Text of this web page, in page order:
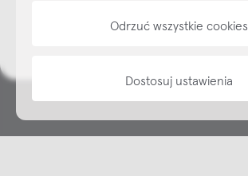
Odrzuć wszystkie cookies
Dostosuj ustawienia